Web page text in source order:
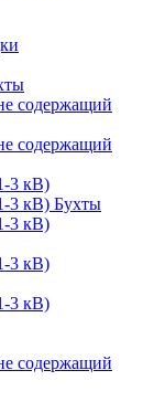
содержащий
содержащий
3 кВ)
3 кВ) Бухты
3 кВ)
3 кВ)
3 кВ)
содержащий